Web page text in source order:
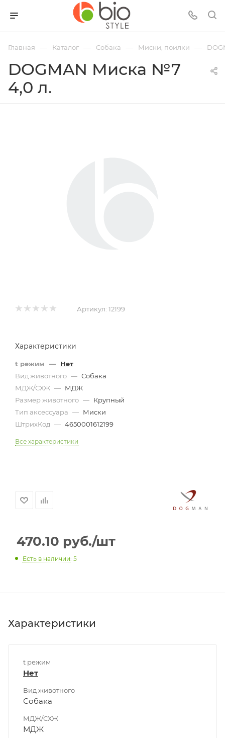
Главная — Каталог — Собака — Миски, поилки —
DOGMAN Миска №7
4,0 л.
Артикул: 12199
Характеристики
t режим —
Нет
Вид животного — Собака
МДЖ/СХЖ — МДЖ
Размер животного — Крупный
Тип аксессуара — Миски
ШтрихКод — 4650001612199
Все характеристики
470.10 руб./шт
Есть в наличии: 5
Характеристики
t режим
Нет
Вид животного
Собака
МДЖ/СХЖ
МДЖ